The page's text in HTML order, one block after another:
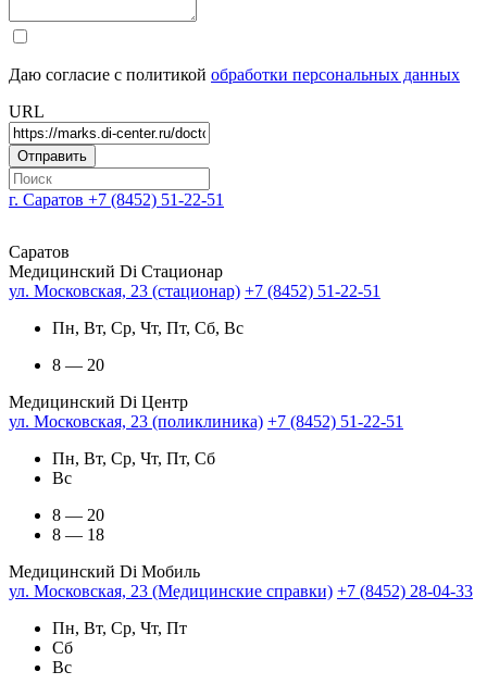
Даю согласие с политикой обработки персональных данных
URL
г. Саратов +7 (8452) 51-22-51
Саратов
Медицинский Di Стационар
ул. Московская, 23 (стационар) +7 (8452) 51-22-51
Пн, Вт, Ср, Чт, Пт, Сб, Вс
8 — 20
Медицинский Di Центр
ул. Московская, 23 (поликлиника) +7 (8452) 51-22-51
Пн, Вт, Ср, Чт, Пт, Сб
Вс
8 — 20
8 — 18
Медицинский Di Мобиль
ул. Московская, 23 (Медицинские справки) +7 (8452) 28-04-33
Пн, Вт, Ср, Чт, Пт
Сб
Вс